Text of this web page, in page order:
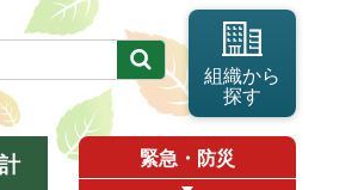
組織から
探す
緊急・防災